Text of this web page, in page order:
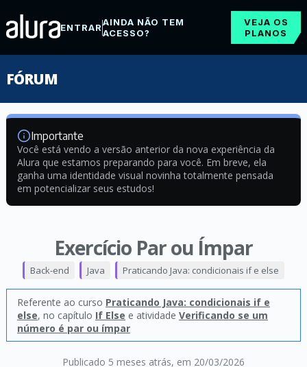
ENTRARAINDA NÃO TEM
ACESSO?
VEJA OS
PLANOS
FÓRUM
Importante
Você está vendo a versão anterior da nova experiência da
Alura que estamos preparando para você. Em breve, ela
ganha uma identidade visual novinha totalmente pensada
em potencializar seus estudos!
Exercício Par ou Ímpar
Publicado 5 meses atrás, em 20/03/2026
Back-end Java Praticando Java: condicionais if e else
Referente ao curso Praticando Java: condicionais if e
else, no capítulo If Else e atividade Verificando se um
número é par ou ímpar